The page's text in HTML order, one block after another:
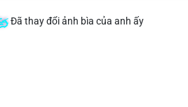
Đã thay đổi ảnh bìa của anh ấy